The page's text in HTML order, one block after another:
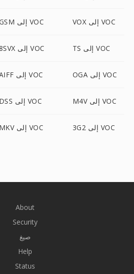
GSM إلى VOC VOX إلى VOC
8SVX إلى VOC TS إلى VOC
AIFF إلى VOC OGA إلى VOC
DSS إلى VOC M4V إلى VOC
MKV إلى VOC 3G2 إلى VOC
About
Security
صيغ
Help
Status